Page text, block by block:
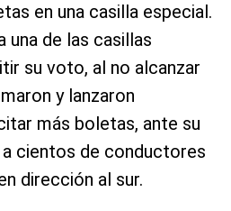
en una casilla especial.
una de las casillas
su voto, al no alcanzar
y lanzaron
más boletas, ante su
cientos de conductores
dirección al sur.